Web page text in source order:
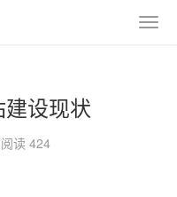
设现状
阅读 424